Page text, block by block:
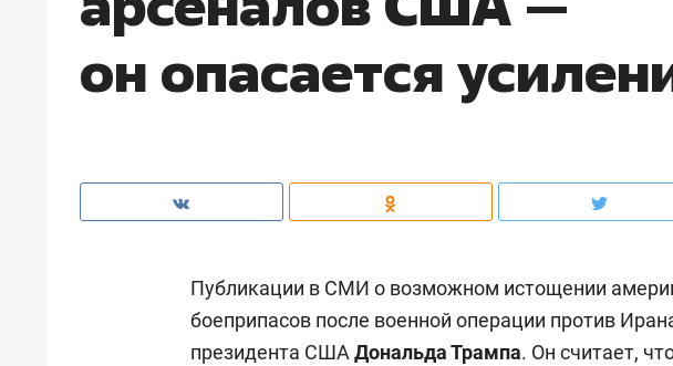
он опасается
Публикации в СМИ о возможном истощении
боеприпасов после военной операции против
президента СШАДональда Трампа. Он считает,